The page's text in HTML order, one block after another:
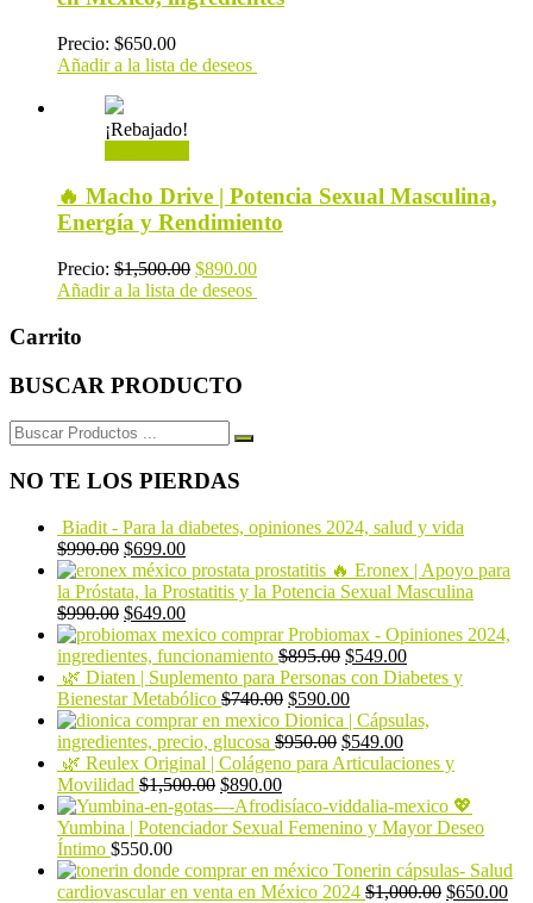
Precio: $650.00
Añadir a la lista de deseos
¡Rebajado!
🔥 Macho Drive | Potencia Sexual Masculina,
Energía y Rendimiento
Precio: $1,500.00 $890.00
Añadir a la lista de deseos
Carrito
BUSCAR PRODUCTO
Buscar:
NO TE LOS PIERDAS
Biadit - Para la diabetes, opiniones 2024, salud y vida
$990.00 $699.00
🔥 Eronex | Apoyo para
la Próstata, la Prostatitis y la Potencia Sexual Masculina
$990.00 $649.00
Probiomax - Opiniones 2024,
ingredientes, funcionamiento $895.00 $549.00
🌿 Diaten | Suplemento para Personas con Diabetes y
Bienestar Metabólico $740.00 $590.00
Dionica | Cápsulas,
ingredientes, precio, glucosa $950.00 $549.00
🌿 Reulex Original | Colágeno para Articulaciones y
Movilidad $1,500.00 $890.00
💖
Yumbina | Potenciador Sexual Femenino y Mayor Deseo
Íntimo $550.00
Tonerin cápsulas- Salud
cardiovascular en venta en México 2024 $1,000.00 $650.00